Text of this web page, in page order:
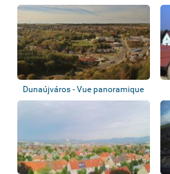
Dunaújváros - Vue panoramique